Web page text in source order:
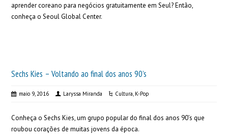
aprender coreano para negócios gratuitamente em Seul? Então,
conheça o Seoul Global Center.
Sechs Kies – Voltando ao final dos anos 90’s
maio 9, 2016 Laryssa Miranda Cultura, K-Pop
Conheça o Sechs Kies, um grupo popular do final dos anos 90’s que
roubou corações de muitas jovens da época.